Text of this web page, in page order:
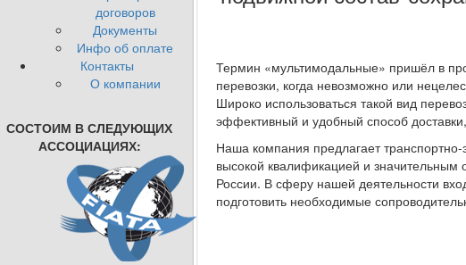
договоров
Документы
Инфо об оплате
Контакты
О компании
СОСТОИМ В СЛЕДУЮЩИХ
АССОЦИАЦИЯХ:
Термин «мультимодальные» пришёл в
перевозки, когда невозможно или
Широко использоваться такой вид
эффективный и удобный способ
Наша компания предлагает
высокой квалификацией и значительным
России. В сферу нашей деятельности
подготовить необходимые